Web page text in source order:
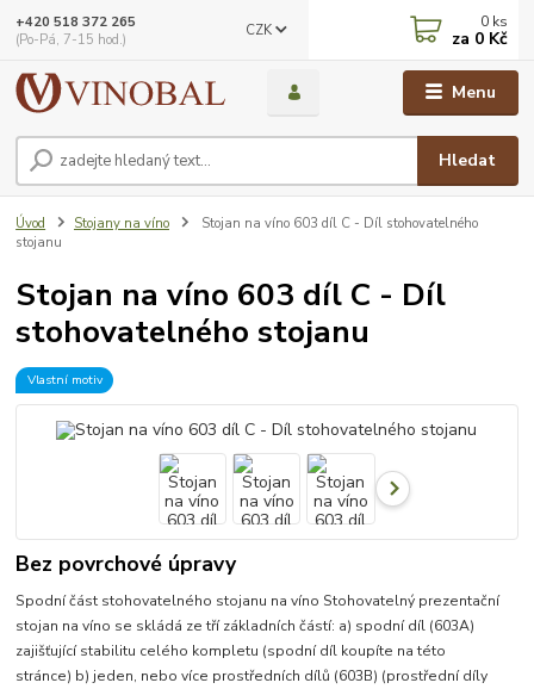
Menu
CZK
Hledat
+420 518 372 265
(Po-Pá, 7-15 hod.)
0 ks
za 0 Kč
Úvod Stojany na víno
Stojan na víno 603 díl C - Díl stohovatelného
stojanu
Stojan na víno 603 díl C - Díl
stohovatelného stojanu
Vlastní motiv
Bez povrchové úpravy
Spodní část stohovatelného stojanu na víno Stohovatelný prezentační
stojan na víno se skládá ze tří základních částí: a) spodní díl (603A)
zajišťující stabilitu celého kompletu (spodní díl koupíte na této
stránce) b) jeden, nebo více prostředních dílů (603B) (prostřední díly